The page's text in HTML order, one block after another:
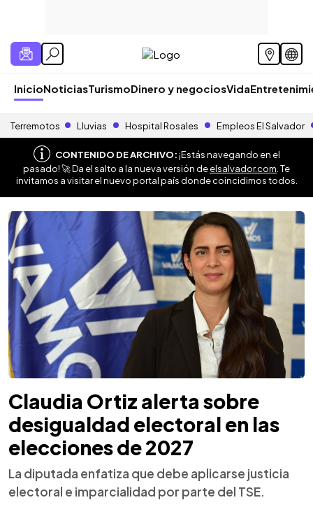
InicioNoticiasTurismoDinero y negociosVida
Terremotos Lluvias Hospital Rosales Empleos El Salvador
CONTENIDO DE ARCHIVO:¡Estás navegando en el
pasado! 🚀 Da el salto a la nueva versión deelsalvador.com . Te
invitamos a visitar el nuevo portal país donde coincidimos todos.
Claudia Ortiz alerta sobre
desigualdad electoral en las
elecciones de 2027
La diputada enfatiza que debe aplicarse justicia
electoral e imparcialidad por parte del TSE.